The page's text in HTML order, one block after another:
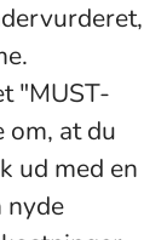
"MUST-
om, at du
ud med en
nyde